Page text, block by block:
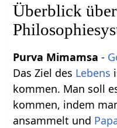
Überblick
Purva Mimamsa -
Das Ziel des Lebens
kommen. Man soll
kommen, indem
ansammelt und